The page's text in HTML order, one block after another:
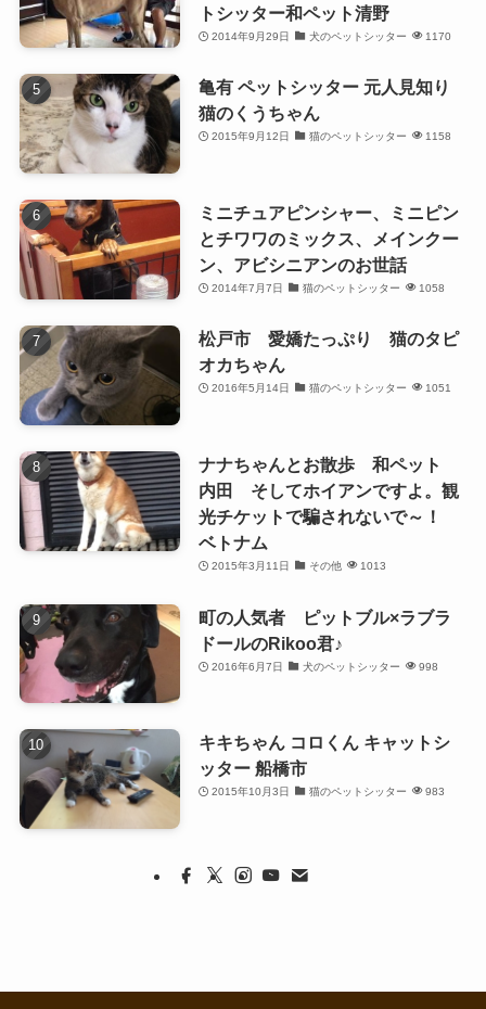
トシッター和ペット清野
2014年9月29日 犬のペットシッター 1170
亀有 ペットシッター 元人見知り
猫のくうちゃん
2015年9月12日 猫のペットシッター 1158
ミニチュアピンシャー、ミニピン
とチワワのミックス、メインクー
ン、アビシニアンのお世話
2014年7月7日 猫のペットシッター 1058
松戸市 愛嬌たっぷり 猫のタピ
オカちゃん
2016年5月14日 猫のペットシッター 1051
ナナちゃんとお散歩 和ペット
内田 そしてホイアンですよ。観
光チケットで騙されないで～！
ベトナム
2015年3月11日 その他 1013
町の人気者 ピットブル×ラブラ
ドールのRikoo君♪
2016年6月7日 犬のペットシッター 998
キキちゃん コロくん キャットシ
ッター 船橋市
2015年10月3日 猫のペットシッター 983